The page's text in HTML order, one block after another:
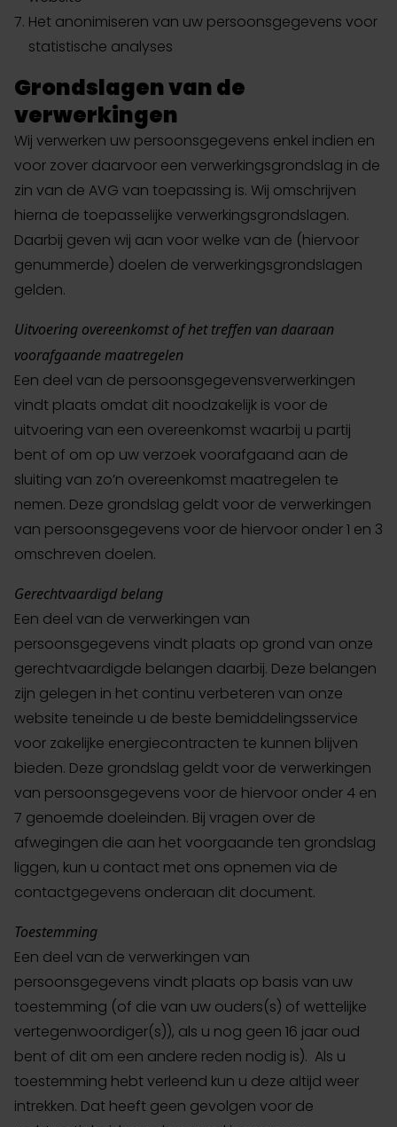
Het anonimiseren van uw persoonsgegevens voor
statistische analyses
Grondslagen van de
verwerkingen
Wij verwerken uw persoonsgegevens enkel indien en
voor zover daarvoor een verwerkingsgrondslag in de
zin van de AVG van toepassing is. Wij omschrijven
hierna de toepasselijke verwerkingsgrondslagen.
Daarbij geven wij aan voor welke van de (hiervoor
genummerde) doelen de verwerkingsgrondslagen
gelden.
Uitvoering overeenkomst of het treffen van daaraan
voorafgaande maatregelen
Een deel van de persoonsgegevensverwerkingen
vindt plaats omdat dit noodzakelijk is voor de
uitvoering van een overeenkomst waarbij u partij
bent of om op uw verzoek voorafgaand aan de
sluiting van zo’n overeenkomst maatregelen te
nemen. Deze grondslag geldt voor de verwerkingen
van persoonsgegevens voor de hiervoor onder 1 en 3
omschreven doelen.
Gerechtvaardigd belang
Een deel van de verwerkingen van
persoonsgegevens vindt plaats op grond van onze
gerechtvaardigde belangen daarbij. Deze belangen
zijn gelegen in het continu verbeteren van onze
website teneinde u de beste bemiddelingsservice
voor zakelijke energiecontracten te kunnen blijven
bieden. Deze grondslag geldt voor de verwerkingen
van persoonsgegevens voor de hiervoor onder 4 en
7 genoemde doeleinden. Bij vragen over de
afwegingen die aan het voorgaande ten grondslag
liggen, kun u contact met ons opnemen via de
contactgegevens onderaan dit document.
Toestemming
Een deel van de verwerkingen van
persoonsgegevens vindt plaats op basis van uw
toestemming (of die van uw ouders(s) of wettelijke
vertegenwoordiger(s)), als u nog geen 16 jaar oud
bent of dit om een andere reden nodig is). Als u
toestemming hebt verleend kun u deze altijd weer
intrekken. Dat heeft geen gevolgen voor de